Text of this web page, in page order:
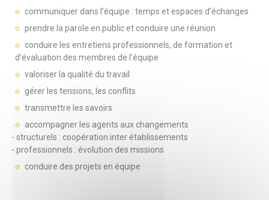
communiquer dans l’équipe : temps et espaces d’échanges
prendre la parole en public et conduire une réunion
conduire les entretiens professionnels, de formation et
d’évaluation des membres de l’équipe
valoriser la qualité du travail
gérer les tensions, les conflits
transmettre les savoirs
accompagner les agents aux changements
- structurels : coopération inter établissements
- professionnels : évolution des missions
conduire des projets en équipe